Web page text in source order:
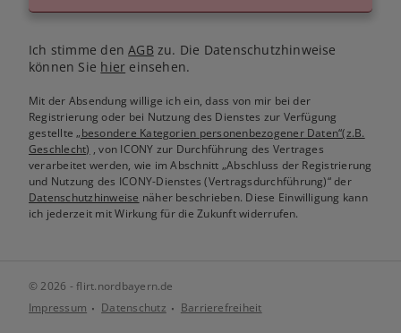
Ich stimme denAGB zu. Die Datenschutzhinweise
können Sie hier einsehen.
Mit der Absendung willige ich ein, dass von mir bei der
Registrierung oder bei Nutzung des Dienstes zur Verfügung
gestellte„besondere Kategorien personenbezogener Daten“(z.B.
Geschlecht) , von ICONY zur Durchführung des Vertrages
verarbeitet werden, wie im Abschnitt „Abschluss der Registrierung
und Nutzung des ICONY-Dienstes (Vertragsdurchführung)“ der
Datenschutzhinweise näher beschrieben. Diese Einwilligung kann
ich jederzeit mit Wirkung für die Zukunft widerrufen.
© 2026 - flirt.nordbayern.de
Impressum
Datenschutz Barrierefreiheit